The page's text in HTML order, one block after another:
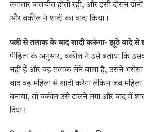
लगातार बातचीत होती रही, और इसी दौरान
और वकील ने शादी का वादा किया।
पत्नी से तलाक के बाद शादी करूंगा- झूठे वादे से
पीड़िता के अनुसार, वकील ने उसे बताया कि
नहीं हैं और वह तलाक लेने वाला है, उसने भरोसा
बाद वह महिला से शादी करेगा लेकिन जब
बनाया, तो वकील उसे टालने लगा और बाद में
दिया।